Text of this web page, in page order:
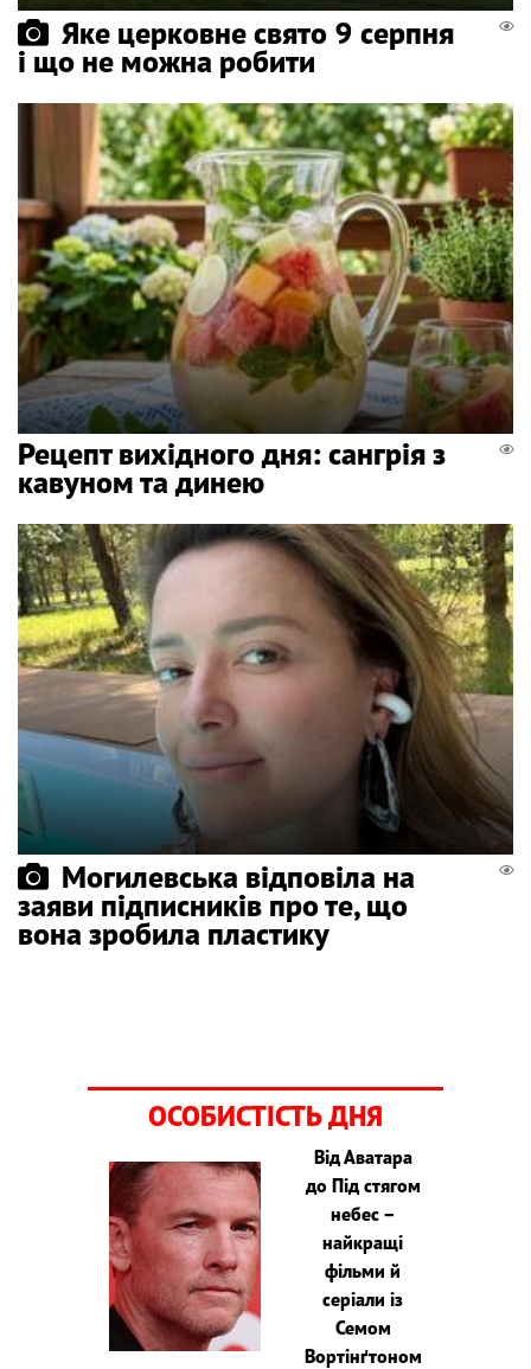
Яке церковне свято 9 серпня
і що не можна робити
Рецепт вихідного дня: сангрія з
кавуном та динею
Могилевська відповіла на
заяви підписників про те, що
вона зробила пластику
ОСОБИСТІСТЬ ДНЯ
Від Аватара
до Під стягом
небес –
найкращі
фільми й
серіали із
Семом
Вортінґтоном